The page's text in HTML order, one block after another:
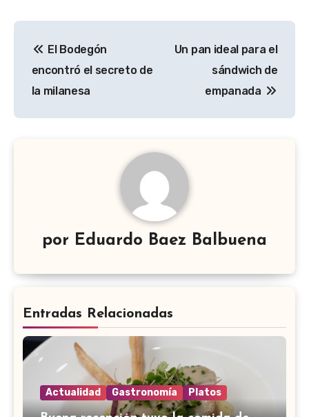
de
entradas
El Bodegón
encontró el secreto de
la milanesa
Un pan ideal para el
sándwich de
empanada
por Eduardo Baez Balbuena
Entradas Relacionadas
Actualidad Gastronomía Platos